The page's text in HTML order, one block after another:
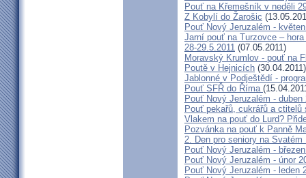
Pouť na Křemešník v neděli
Z Kobylí do Žarošic
Pouť Nový Jeruzalém -
Jarní pouť na Turzovce –
28-29.5.2011 (07.05.2011)
Moravský Krumlov - pouť na
Poutě v Hejnicích (30.04.2011)
Jablonné v Podještědí -
Pouť SFŘ do Říma
Pouť Nový Jeruzalém - duben
Pouť pekařů, cukrářů a ctitelů
Vlakem na pouť do Lurd?
Pozvánka na pouť k Panně
2. Den pro seniory na
Pouť Nový Jeruzalém -
Pouť Nový Jeruzalém - únor
Pouť Nový Jeruzalém - leden